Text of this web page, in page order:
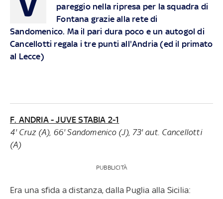
pareggio nella ripresa per la squadra di
Fontana grazie alla rete di
Sandomenico. Ma il pari dura poco e un autogol di
Cancellotti regala i tre punti all'Andria (ed il primato
al Lecce)
F. ANDRIA - JUVE STABIA 2-1
4' Cruz (A), 66' Sandomenico (J), 73' aut. Cancellotti
(A)
PUBBLICITÀ
Era una sfida a distanza, dalla Puglia alla Sicilia: